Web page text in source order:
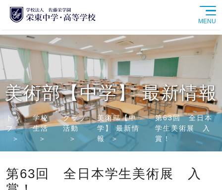
MENU
学校紹介
中学校
高等学校
学校生活
進路情報
美術部【中学】 最新情報
トッ
プ
学校
生活
クラブ
活動
美術部【中
学】 最新情
報
第63回 全日本
学生美術展 入
賞！
第63回 全日本学生美術展 入